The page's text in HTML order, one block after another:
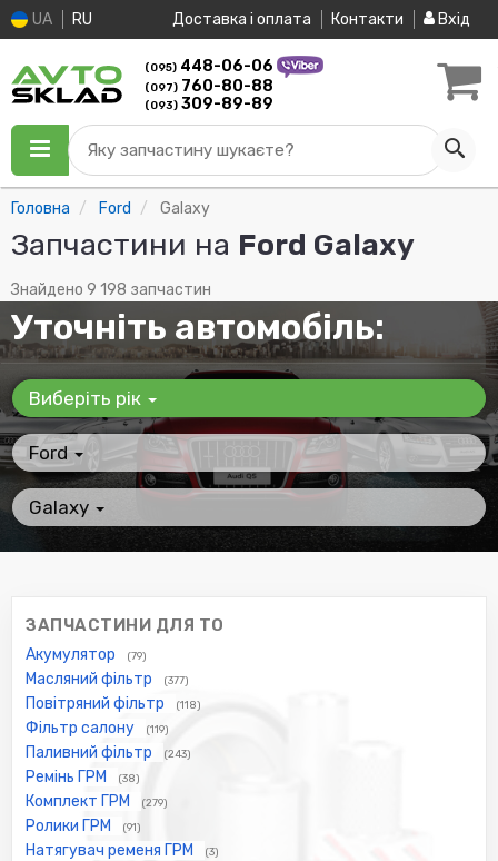
UA RU Доставка і оплата Контакти Вхід
(095) 448-06-06
(097) 760-80-88
(093) 309-89-89
Яку запчастину шукаєте?
Головна Ford Galaxy
Запчастини на Ford Galaxy
Знайдено 9 198 запчастин
Уточніть автомобіль:
Виберіть рік
Ford
Galaxy
ЗАПЧАСТИНИ ДЛЯ ТО
Акумулятор (79)
Масляний фільтр (377)
Повітряний фільтр (118)
Фільтр салону (119)
Паливний фільтр (243)
Ремінь ГРМ (38)
Комплект ГРМ (279)
Ролики ГРМ (91)
Натягувач ременя ГРМ (3)